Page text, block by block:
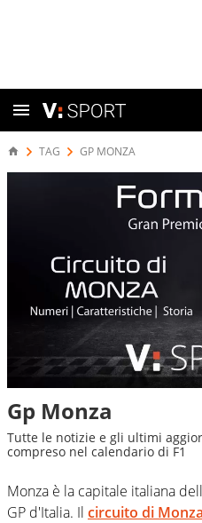
TAG GP MONZA
Gp Monza
Tutte le notizie e gli ultimi
compreso nel calendario di F1
Monza è la capitale italiana
GP d'Italia. Il circuito di Monza